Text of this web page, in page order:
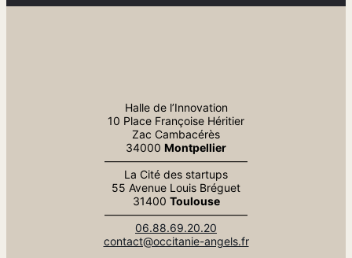
Halle de l’Innovation
10 Place Françoise Héritier
Zac Cambacérès
34000 Montpellier
—————————————
La Cité des startups
55 Avenue Louis Bréguet
31400 Toulouse
—————————————
06.88.69.20.20
contact@occitanie-angels.fr